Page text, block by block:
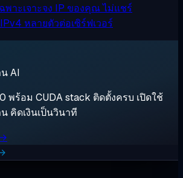
พาะเจาะจง IP ของคุณ ไม่แชร์
IPv4 หลายตัวต่อเซิร์ฟเวอร์
AI
พร้อม CUDA stack ติดตั้งครบ เปิดใช้
คิดเงินเป็นวินาที